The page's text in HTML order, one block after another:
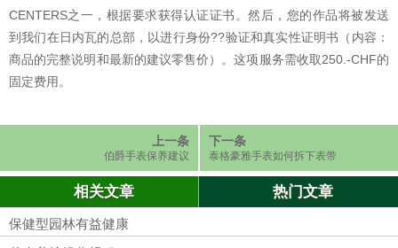
CENTERS之一，根据要求获得认证证书。然后，您的作品将被发送
到我们在日内瓦的总部，以进行身份??验证和真实性证明书（内容：
商品的完整说明和最新的建议零售价）。这项服务需收取250.-CHF的
固定费用。
上一条
伯爵手表保养建议
下一条
泰格豪雅手表如何拆下表带
相关文章 热门文章
保健型园林有益健康